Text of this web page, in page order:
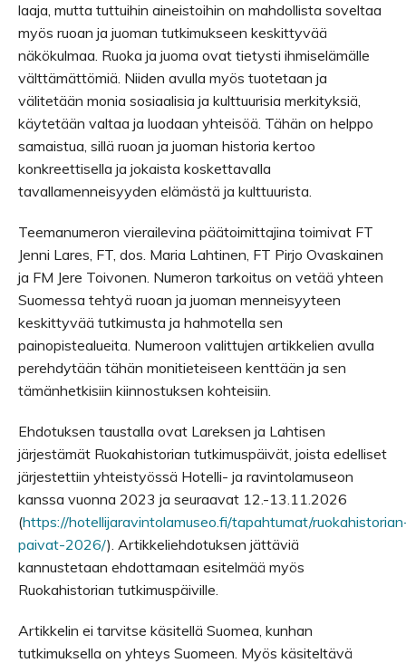
laaja, mutta tuttuihin aineistoihin on mahdollista soveltaa
myös ruoan ja juoman tutkimukseen keskittyvää
näkökulmaa. Ruoka ja juoma ovat tietysti ihmiselämälle
välttämättömiä. Niiden avulla myös tuotetaan ja
välitetään monia sosiaalisia ja kulttuurisia merkityksiä,
käytetään valtaa ja luodaan yhteisöä. Tähän on helppo
samaistua, sillä ruoan ja juoman historia kertoo
konkreettisella ja jokaista koskettavalla
tavallamenneisyyden elämästä ja kulttuurista.
Teemanumeron vierailevina päätoimittajina toimivat FT
Jenni Lares, FT, dos. Maria Lahtinen, FT Pirjo Ovaskainen
ja FM Jere Toivonen. Numeron tarkoitus on vetää yhteen
Suomessa tehtyä ruoan ja juoman menneisyyteen
keskittyvää tutkimusta ja hahmotella sen
painopistealueita. Numeroon valittujen artikkelien avulla
perehdytään tähän monitieteiseen kenttään ja sen
tämänhetkisiin kiinnostuksen kohteisiin.
Ehdotuksen taustalla ovat Lareksen ja Lahtisen
järjestämät Ruokahistorian tutkimuspäivät, joista edelliset
järjestettiin yhteistyössä Hotelli- ja ravintolamuseon
kanssa vuonna 2023 ja seuraavat 12.-13.11.2026
(https://hotellijaravintolamuseo.fi/tapahtumat/
paivat-2026/). Artikkeliehdotuksen jättäviä
kannustetaan ehdottamaan esitelmää myös
Ruokahistorian tutkimuspäiville.
Artikkelin ei tarvitse käsitellä Suomea, kunhan
tutkimuksella on yhteys Suomeen. Myös käsiteltävä